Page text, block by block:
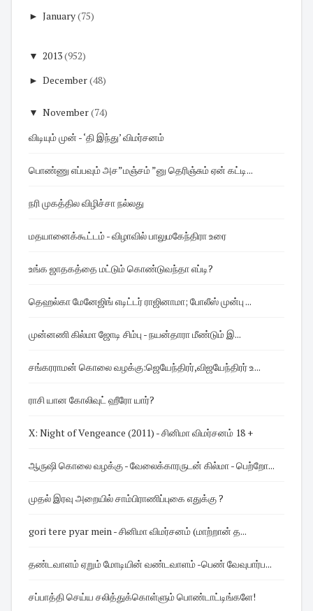
► January(75)
▼ 2013(952)
► December(48)
▼ November(74)
விடியும் முன் - ‘தி இந்து’ விமர்சனம்
பொண்ணு எப்பவும் அச”மஞ்சம் ”னு தெரிஞ்சும் ஏன் கட்டி...
நரி முகத்தில விழிச்சா நல்லது
மதயானைக்கூட்டம் - விழாவில் பாலுமகேந்திரா உரை
உங்க ஜாதகத்தை மட்டும் கொண்டுவந்தா எப்டி?
தெஹல்கா மேனேஜிங் எடிட்டர் ராஜினாமா; போலீஸ் முன்பு ...
முன்னணி கில்மா ஜோடி சிம்பு - நயன்தாரா மீண்டும் இ...
சங்கரராமன் கொலை வழக்கு:ஜெயேந்திரர்,விஜயேந்திரர் உ...
ராசி யான கோலிவுட் ஹீரோ யார்?
X: Night of Vengeance (2011) - சினிமா விமர்சனம் 18 +
ஆருஷி கொலை வழக்கு - வேலைக்காரருடன் கில்மா - பெற்றோ...
முதல் இரவு அறையில் சாம்பிராணிப்புகை எதுக்கு ?
gori tere pyar mein - சினிமா விமர்சனம் (மாற்றான் த...
தண்டவாளம் ஏறும் மோடியின் வண்டவாளம் -பெண் வேவுபார்ப...
சப்பாத்தி செய்ய சலித்துக்கொள்ளும் பொண்டாட்டிங்களே!